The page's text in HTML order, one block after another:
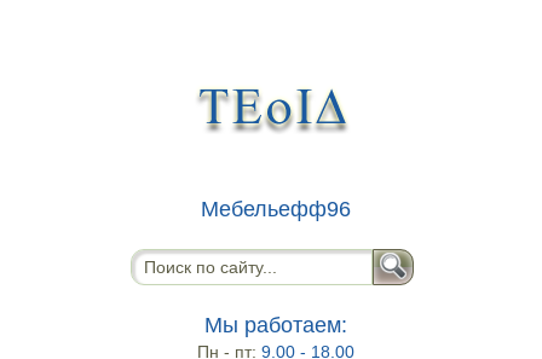
Мебельефф96
Мы работаем:
Пн - пт:9.00 - 18.00